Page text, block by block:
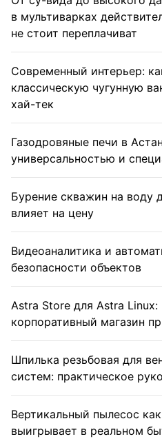
в мультиварках
не стоит переплачиват
Современный интерьер:
классическую чугунную
хай-тек
Газодровяные печи в
универсальностью и
Бурение скважин на воду
влияет на цену
Видеоаналитика и
безопасности объектов
Astra Store для Astra Linux:
корпоративный магазин
Шпилька резьбовая для
систем: практическое
Вертикальный пылесос
выигрывает в реальном